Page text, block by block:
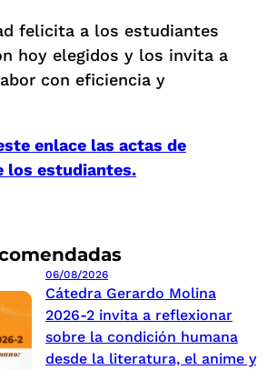
06/08/2026
Cátedra Gerardo Molina
2026-2 invita a reflexionar
sobre la condición humana
desde la literatura, el anime y
felicita a los estudiantes
hoy elegidos y los invita a
con eficiencia y
enlace las actas de
los estudiantes.